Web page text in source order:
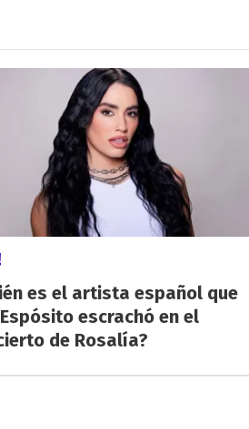
es el artista español que
escrachó en el
de Rosalía?